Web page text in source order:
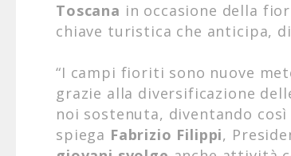
Toscana in occasione della
chiave turistica che anticipa,
“I campi fioriti sono nuove
grazie alla diversificazione
noi sostenuta, diventando
spiega Fabrizio Filippi,